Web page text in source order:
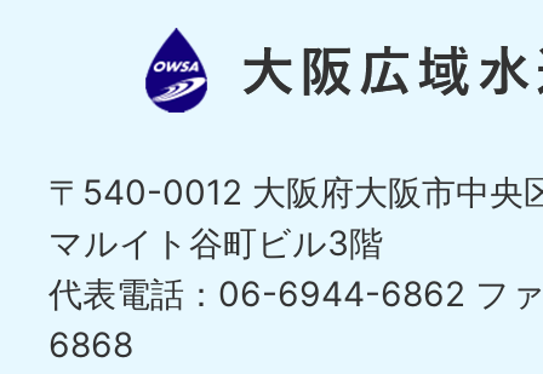
〒540-0012 大阪府大阪市中央
マルイト谷町ビル3階
代表電話：06-6944-6862 フ
6868